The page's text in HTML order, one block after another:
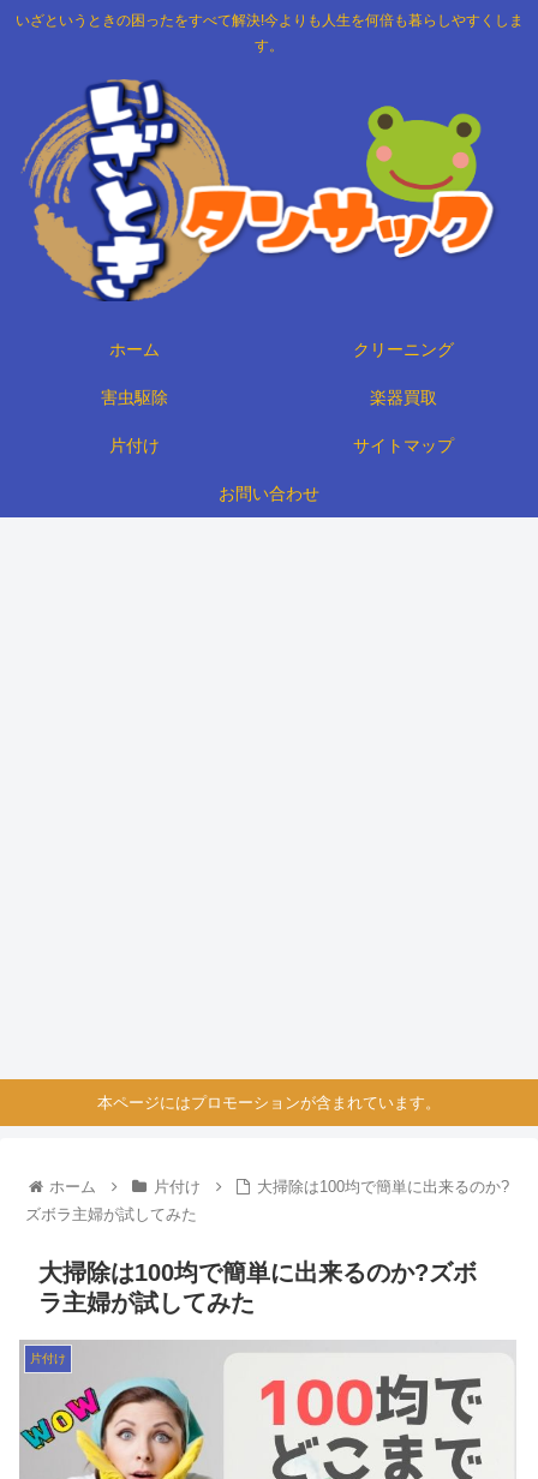
いざというときの困ったをすべて解決!今よりも人生を何倍も暮らしやすくしま
す。
ホーム クリーニング
害虫駆除 楽器買取
片付け サイトマップ
お問い合わせ
本ページにはプロモーションが含まれています。
ホーム 片付け
大掃除は100均で簡単に出来るのか?
ズボラ主婦が試してみた
大掃除は100均で簡単に出来るのか?ズボ
ラ主婦が試してみた
片付け